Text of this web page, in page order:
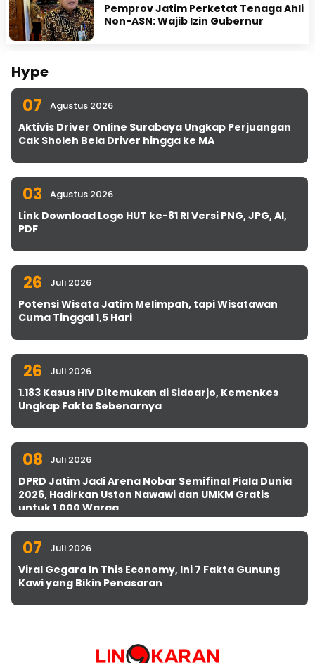
Pemprov Jatim Perketat Tenaga Ahli
Non-ASN: Wajib Izin Gubernur
Hype
07 Agustus 2026
Aktivis Driver Online Surabaya Ungkap Perjuangan
Cak Sholeh Bela Driver hingga ke MA
03 Agustus 2026
Link Download Logo HUT ke-81 RI Versi PNG, JPG, AI,
PDF
26 Juli 2026
Potensi Wisata Jatim Melimpah, tapi Wisatawan
Cuma Tinggal 1,5 Hari
26 Juli 2026
1.183 Kasus HIV Ditemukan di Sidoarjo, Kemenkes
Ungkap Fakta Sebenarnya
08 Juli 2026
DPRD Jatim Jadi Arena Nobar Semifinal Piala Dunia
2026, Hadirkan Uston Nawawi dan UMKM Gratis
untuk 1.000 Warga
07 Juli 2026
Viral Gegara In This Economy, Ini 7 Fakta Gunung
Kawi yang Bikin Penasaran